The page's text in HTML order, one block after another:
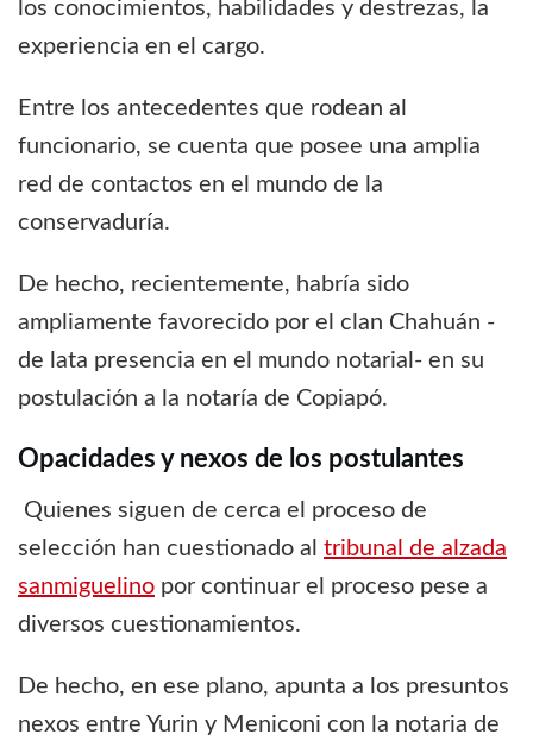
los conocimientos, habilidades y destrezas, la
experiencia en el cargo.
Entre los antecedentes que rodean al
funcionario, se cuenta que posee una amplia
red de contactos en el mundo de la
conservaduría.
De hecho, recientemente, habría sido
ampliamente favorecido por el clan Chahuán -
de lata presencia en el mundo notarial- en su
postulación a la notaría de Copiapó.
Opacidades y nexos de los postulantes
Quienes siguen de cerca el proceso de
selección han cuestionado al tribunal de alzada
sanmiguelino por continuar el proceso pese a
diversos cuestionamientos.
De hecho, en ese plano, apunta a los presuntos
nexos entre Yurin y Meniconi con la notaria de